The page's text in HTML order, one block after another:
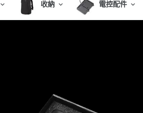
收納 電控配件